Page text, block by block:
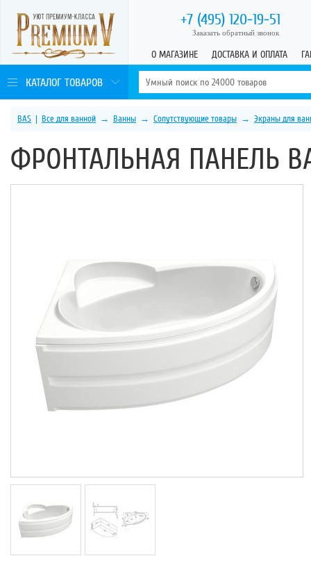
+7 (495) 120-19-51
Заказать обратный звонок
О МАГАЗИНЕ ДОСТАВКА И ОПЛАТА
КАТАЛОГ ТОВАРОВ
BAS | Все для ванной → Ванны → Сопутствующие товары → Экраны для
ФРОНТАЛЬНАЯ ПАНЕЛЬ